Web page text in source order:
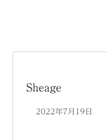
Sheage
2022年7月19日